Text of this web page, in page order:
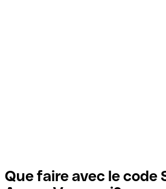
Que faire avec le code